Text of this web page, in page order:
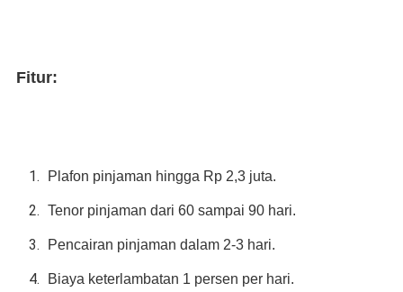
Fitur:
Plafon pinjaman hingga Rp 2,3 juta.
Tenor pinjaman dari 60 sampai 90 hari.
Pencairan pinjaman dalam 2-3 hari.
Biaya keterlambatan 1 persen per hari.